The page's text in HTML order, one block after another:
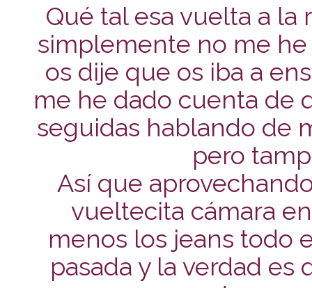
Qué tal esa vuelta a la
simplemente no me he
os dije que os iba a
me he dado cuenta de
seguidas hablando de
pero
Así que
vueltecita cámara
menos los jeans todo
pasada y la verdad